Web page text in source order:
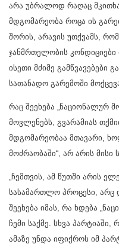
არა უბრალოდ რაღაც
მდგომარეობა როცა ის
შორის, არავის უთქვამს,
ჯანმრთელობის
ისეთი მძიმე გამწვავებები
სათანადო გარემოში
რაც შეეხება „ნაციონალურ
მოვლენებს, გვარამიას
მდგომარეობაა მთავარი,
მოძრაობაში“, არ არის მისი
„ჩემთვის, ამ წუთში არის
სასამართლო პროცესი, არც
შეეხება იმას, რა ხდება
ჩემი საქმე. სხვა პარტიაში,
ამაზე უნდა იფიქროს იმ